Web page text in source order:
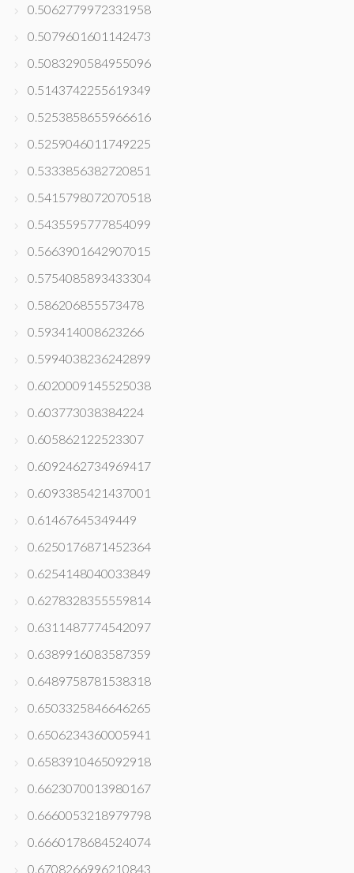
0.5062779972331958
0.5079601601142473
0.5083290584955096
0.5143742255619349
0.5253858655966616
0.5259046011749225
0.5333856382720851
0.5415798072070518
0.5435595777854099
0.5663901642907015
0.5754085893433304
0.586206855573478
0.593414008623266
0.5994038236242899
0.6020009145525038
0.603773038384224
0.605862122523307
0.6092462734969417
0.6093385421437001
0.61467645349449
0.6250176871452364
0.6254148040033849
0.6278328355559814
0.6311487774542097
0.6389916083587359
0.6489758781538318
0.6503325846646265
0.6506234360005941
0.6583910465092918
0.6623070013980167
0.6660053218979798
0.6660178684524074
0.6708266996210843